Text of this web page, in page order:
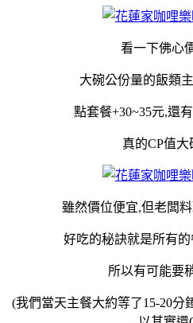
看一下佛心
大碗公份量的飯類
點套餐+30~35元,還
真的CP值大
雖然價位便宜,但老闆
好吃的秘訣就是所有
所以有可能要
(我們當天主餐大約等了15-20分